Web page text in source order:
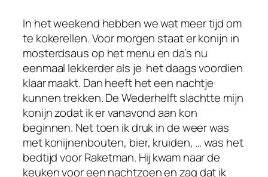
In het weekend hebben we wat meer tijd om
te kokerellen. Voor morgen staat er konijn in
mosterdsaus op het menu en da’s nu
eenmaal lekkerder als je het daags voordien
klaar maakt. Dan heeft het een nachtje
kunnen trekken. De Wederhelft slachtte mijn
konijn zodat ik er vanavond aan kon
beginnen. Net toen ik druk in de weer was
met konijnenbouten, bier, kruiden, … was het
bedtijd voor Raketman. Hij kwam naar de
keuken voor een nachtzoen en zag dat ik